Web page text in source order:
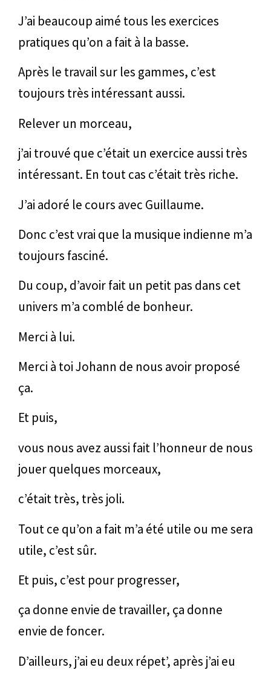
J’ai beaucoup aimé tous les exercices
pratiques qu’on a fait à la basse.
Après le travail sur les gammes, c’est
toujours très intéressant aussi.
Relever un morceau,
j’ai trouvé que c’était un exercice aussi très
intéressant. En tout cas c’était très riche.
J’ai adoré le cours avec Guillaume.
Donc c’est vrai que la musique indienne m’a
toujours fasciné.
Du coup, d’avoir fait un petit pas dans cet
univers m’a comblé de bonheur.
Merci à lui.
Merci à toi Johann de nous avoir proposé
ça.
Et puis,
vous nous avez aussi fait l’honneur de nous
jouer quelques morceaux,
c’était très, très joli.
Tout ce qu’on a fait m’a été utile ou me sera
utile, c’est sûr.
Et puis, c’est pour progresser,
ça donne envie de travailler, ça donne
envie de foncer.
D’ailleurs, j’ai eu deux répet’, après j’ai eu